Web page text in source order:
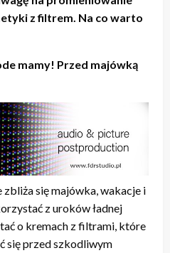
z filtrem. Na co warto
mamy! Przed majówką
się majówka, wakacje i
z uroków ładnej
o kremach z filtrami, które
się przed szkodliwym